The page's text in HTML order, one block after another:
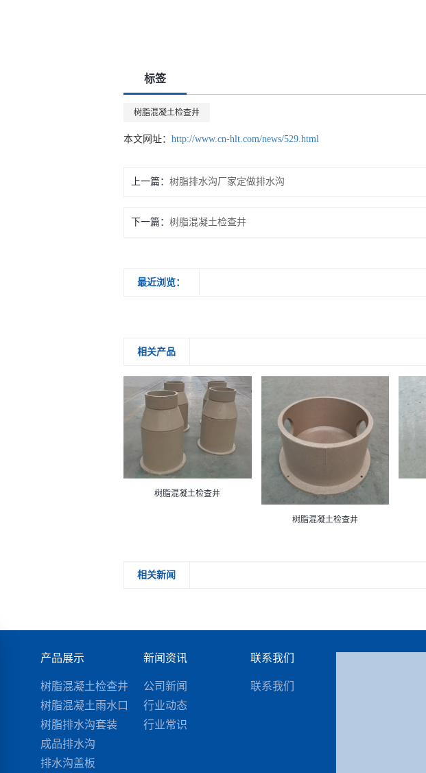
标签
树脂混凝土检查井
本文网址： http://www.cn-hlt.com/news/529.html
上一篇： 树脂排水沟厂家定做排水沟
下一篇： 树脂混凝土检查井
最近浏览：
相关产品
树脂混凝土检查井
树脂混凝土检查井
相关新闻
产品展示
树脂混凝土检查井
树脂混凝土雨水口
树脂排水沟套装
成品排水沟
排水沟盖板
新闻资讯
公司新闻
行业动态
行业常识
联系我们
联系我们